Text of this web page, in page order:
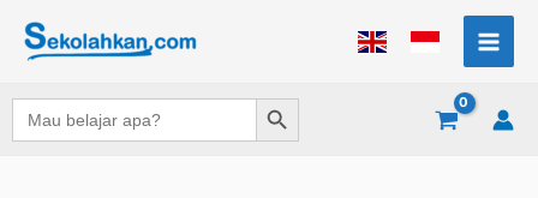
Search
for:
Search Button